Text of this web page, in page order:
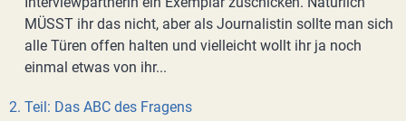
MÜSST ihr das nicht, aber als Journalistin sollte man sich
alle Türen offen halten und vielleicht wollt ihr ja noch
einmal etwas von ihr...
2. Teil: Das ABC des Fragens